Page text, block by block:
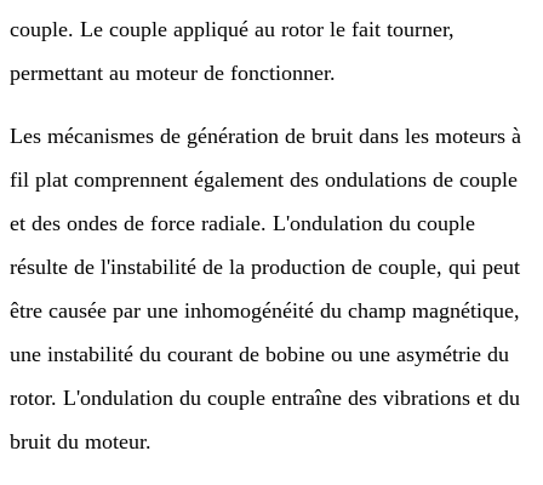
couple. Le couple appliqué au rotor le fait tourner,
permettant au moteur de fonctionner.
Les mécanismes de génération de bruit dans les moteurs à
fil plat comprennent également des ondulations de couple
et des ondes de force radiale. L'ondulation du couple
résulte de l'instabilité de la production de couple, qui peut
être causée par une inhomogénéité du champ magnétique,
une instabilité du courant de bobine ou une asymétrie du
rotor. L'ondulation du couple entraîne des vibrations et du
bruit du moteur.